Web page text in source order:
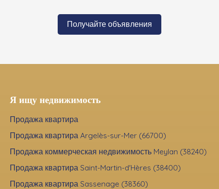
Получайте объявления
Я ищу недвижимость
Продажа квартира
Продажа квартира Argelès-sur-Mer (66700)
Продажа коммерческая недвижимость Meylan (38240)
Продажа квартира Saint-Martin-d'Hères (38400)
Продажа квартира Sassenage (38360)